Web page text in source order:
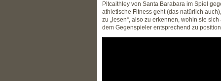
Pitcaithley von Santa Barabara im Spiel
athletische Fitness geht (das natürlich
zu „lesen“, also zu erkennen, wohin sie
dem Gegenspieler entsprechend zu